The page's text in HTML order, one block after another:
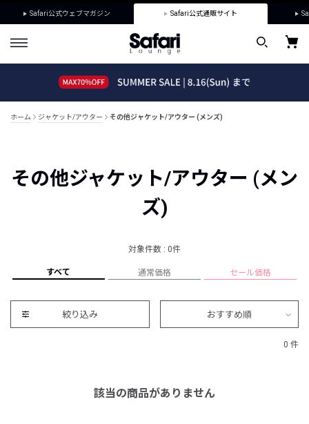
Safari公式ウェブマガジン Safari公式通販サイト
ホーム ジャケット/アウター その他ジャケット/アウター (メンズ)
その他ジャケット/アウター (メン
ズ)
対象件数 : 0件
すべて 通常価格 セール価格
絞り込み おすすめ順
0 件
該当の商品がありません